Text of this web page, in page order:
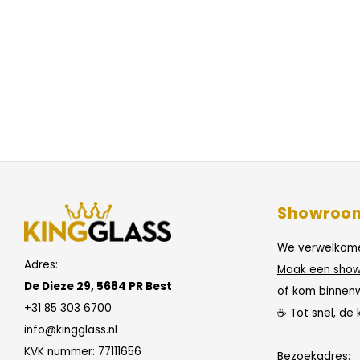
Adres:
De Dieze 29, 5684 PR Best
+31 85 303 6700
info@kingglass.nl
KVK nummer: 77111656
We
Maak een
of kom
☕ Tot snel,
Bezoekadres: